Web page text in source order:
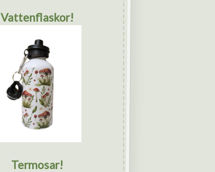
Vattenflaskor!
Termosar!